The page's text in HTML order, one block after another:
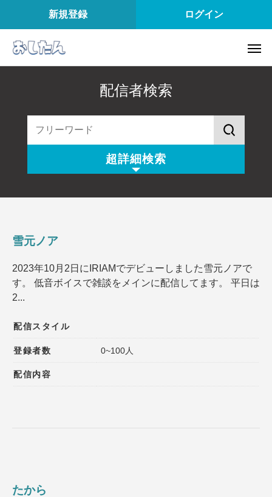
新規登録 ログイン
配信者検索
超詳細検索
配信内容
登録者数 同接数
雪元ノア
2023年10月2日にIRIAMでデビューしました雪元ノアで
す。 低音ボイスで雑談をメインに配信してます。 平日は
2...
配信スタイル
登録者数 0~100人
配信内容
たから